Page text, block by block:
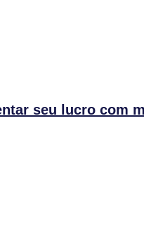
seu lucro com